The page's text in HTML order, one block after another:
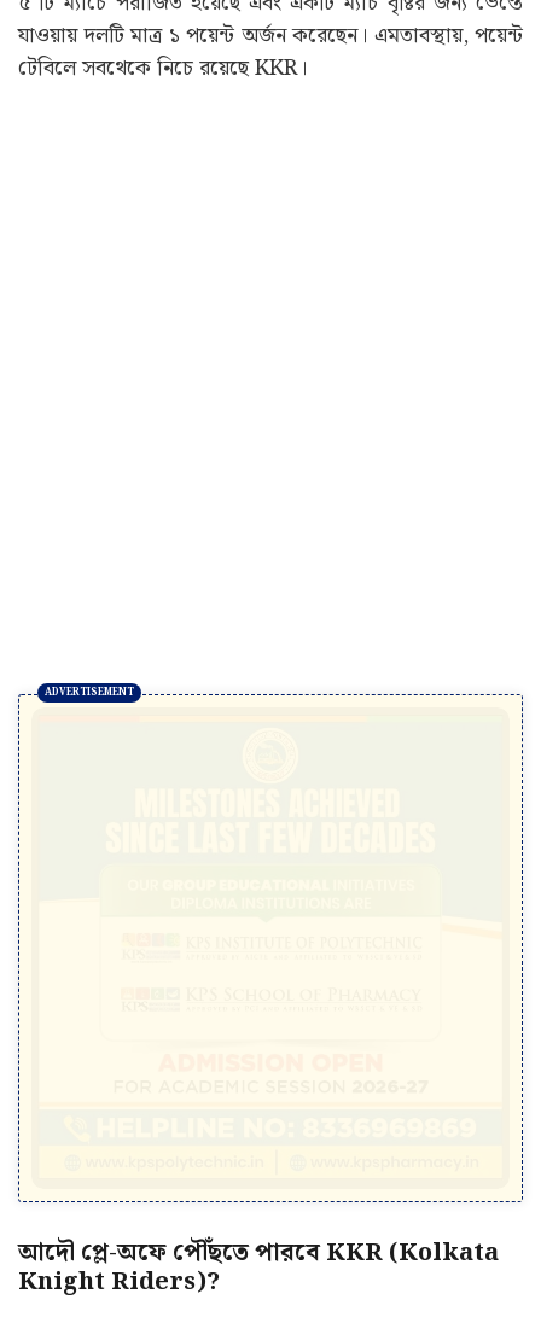
যাওয়ায় দলটি মাত্র ১ পয়েন্ট অর্জন করেছেন। এমতাবস্থায়, পয়েন্ট
টেবিলে সবথেকে নিচে রয়েছে KKR।
আদৌ প্লে-অফে পৌঁছতে পারবে KKR (Kolkata
Knight Riders)?